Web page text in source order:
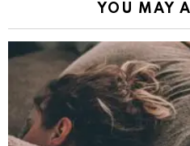
YOU MAY